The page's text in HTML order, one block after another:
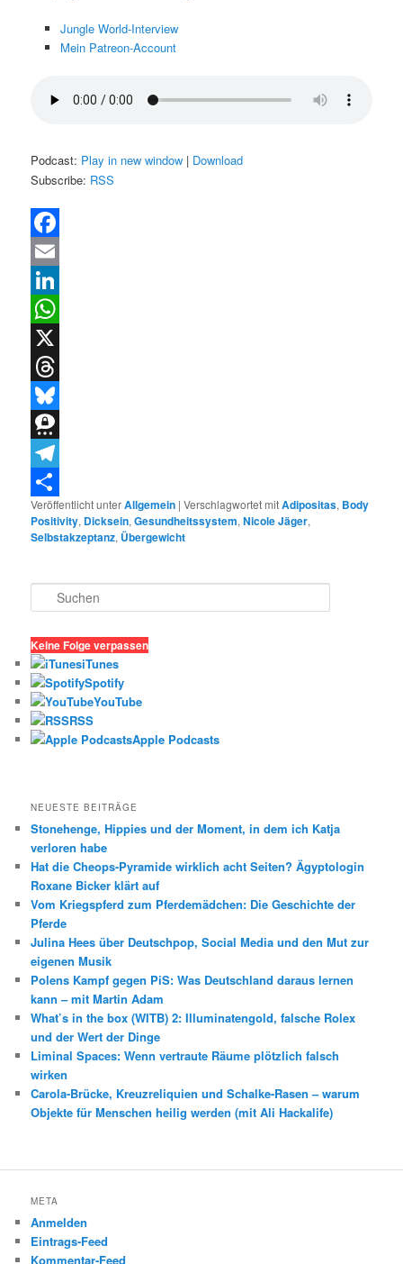
Jungle World-Interview
Mein Patreon-Account
Podcast: Play in new window | Download
Subscribe: RSS
Facebook
Email
LinkedIn
WhatsApp
X
Threads
Bluesky
Threema
Telegram
Teilen
Veröffentlicht unterAllgemein |Verschlagwortet mitAdipositas, Body
Positivity, Dicksein,Gesundheitssystem,Nicole Jäger,
Selbstakzeptanz, Übergewicht
u
h
e
n
Keine Folge verpassen
iTunes
Spotify
YouTube
RSS
Apple Podcasts
NEUESTE BEITRÄGE
Stonehenge, Hippies und der Moment, in dem ich Katja
verloren habe
Hat die Cheops-Pyramide wirklich acht Seiten? Ägyptologin
Roxane Bicker klärt auf
Vom Kriegspferd zum Pferdemädchen: Die Geschichte der
Pferde
Julina Hees über Deutschpop, Social Media und den Mut zur
eigenen Musik
Polens Kampf gegen PiS: Was Deutschland daraus lernen
kann – mit Martin Adam
What’s in the box (WITB) 2: Illuminatengold, falsche Rolex
und der Wert der Dinge
Liminal Spaces: Wenn vertraute Räume plötzlich falsch
wirken
Carola-Brücke, Kreuzreliquien und Schalke-Rasen – warum
Objekte für Menschen heilig werden (mit Ali Hackalife)
META
Anmelden
Eintrags-Feed
Kommentar-Feed